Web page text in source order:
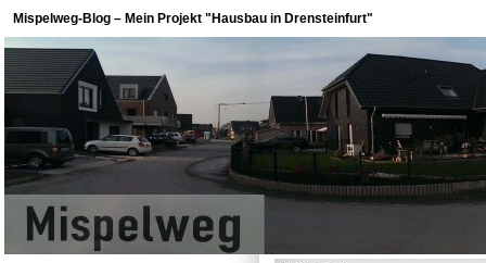
Mispelweg-Blog – Mein Projekt "Hausbau in Drensteinfurt"